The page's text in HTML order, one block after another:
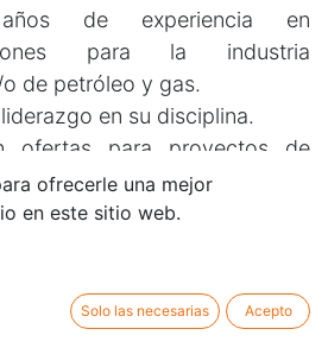
de experiencia en
para la industria
de petróleo y gas.
en su disciplina.
ofertas para proyectos de
redes y herramientas de
ofrecerle una mejor
en este sitio web.
Solo las necesarias Acepto